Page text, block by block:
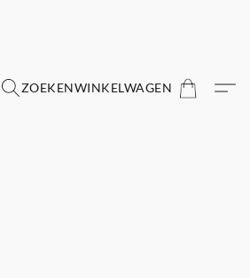
ZOEKENWINKELWAGEN